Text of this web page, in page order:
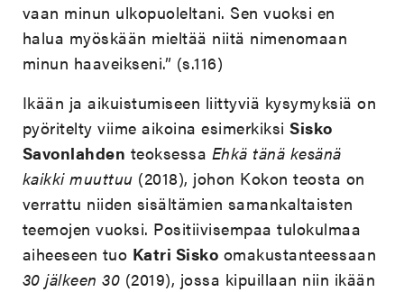
vaan minun ulkopuoleltani. Sen vuoksi en
halua myöskään mieltää niitä nimenomaan
minun haaveikseni.” (s.116)
Ikään ja aikuistumiseen liittyviä kysymyksiä on
pyöritelty viime aikoina esimerkiksiSisko
Savonlahden teoksessa Ehkä tänä kesänä
kaikki muuttuu (2018), johon Kokon teosta on
verrattu niiden sisältämien samankaltaisten
teemojen vuoksi. Positiivisempaa tulokulmaa
aiheeseen tuo Katri Sisko omakustanteessaan
30 jälkeen 30 (2019), jossa kipuillaan niin ikään